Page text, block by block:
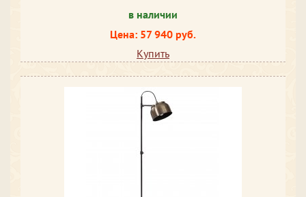
в наличии
Цена: 57 940 руб.
Купить